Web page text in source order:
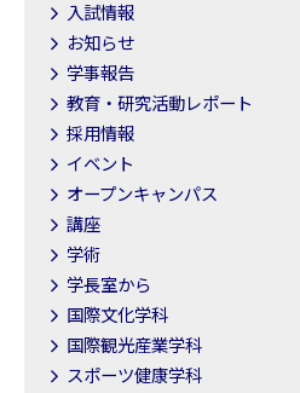
入試情報
お知らせ
学事報告
教育・研究活動レポート
採用情報
イベント
オープンキャンパス
講座
学術
学長室から
国際文化学科
国際観光産業学科
スポーツ健康学科